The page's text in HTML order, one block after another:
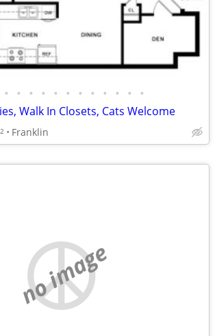
• • • • • • • • • • • •
Walk In Closets, Cats Welcome
2 Franklin
no image